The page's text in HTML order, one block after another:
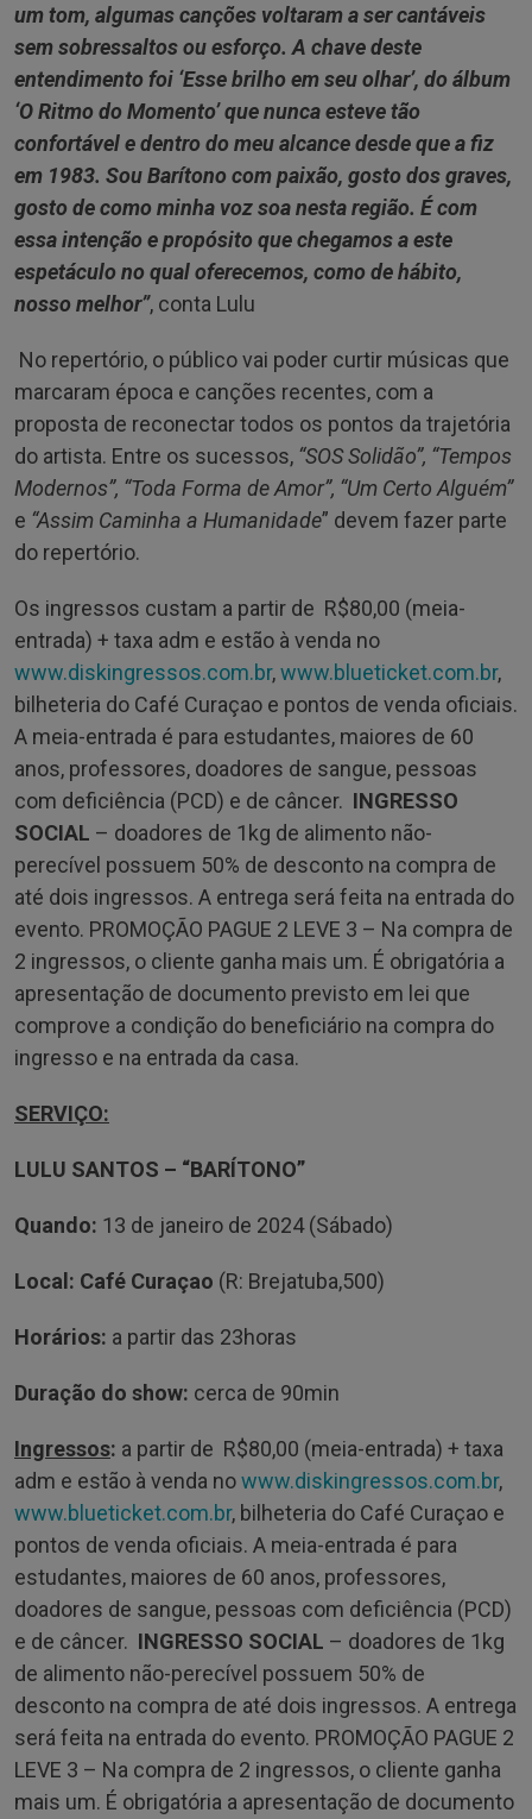
um tom, algumas canções voltarama ser cantáveis
sem sobressaltos ou esforço. A chave deste
entendimento foi ‘Esse brilho em seu olhar’, do álbum
‘O Ritmo do Momento’ que nunca esteve tão
confortável e dentro do meu alcance desde quea fiz
em 1983. Sou Barítono com paixão, gosto dos graves,
gosto de como minha voz soa nesta região. É com
essa intenção e propósito que chegamos a este
espetáculo no qual oferecemos, como de hábito,
nosso melhor”, conta Lulu
No repertório, o público vai poder curtir músicas que
marcaram época e canções recentes, com a
proposta de reconectar todos os pontos da trajetória
do artista. Entre os sucessos, “SOS Solidão”, “Tempos
Modernos”, “Toda Forma de Amor”, “Um Certo Alguém”
e “Assim Caminha a Humanidade” devem fazer parte
do repertório.
Os ingressos custam a partir de R$80,00 (meia-
entrada) + taxa adm e estão à venda no
www.diskingressos.com.br,www.blueticket.com.br,
bilheteria do Café Curaçao e pontos de venda oficiais.
A meia-entrada é para estudantes, maiores de 60
anos, professores, doadores de sangue, pessoas
com deficiência (PCD) e de câncer. INGRESSO
SOCIAL – doadores de 1kg de alimento não-
perecível possuem 50% de desconto na compra de
até dois ingressos. A entrega será feita na entrada do
evento. PROMOÇÃO PAGUE 2 LEVE 3 – Na compra de
2 ingressos, o cliente ganha mais um. É obrigatória a
apresentação de documento previsto em lei que
comprove a condição do beneficiário na compra do
ingresso e na entrada da casa.
SERVIÇO:
LULU SANTOS – “BARÍTONO”
Quando: 13 de janeiro de 2024 (Sábado)
Local: Café Curaçao (R: Brejatuba,500)
Horários: a partir das 23horas
Duração do show: cerca de 90min
Ingressos: a partir de R$80,00 (meia-entrada) + taxa
adm e estão à venda nowww.diskingressos.com.br,
www.blueticket.com.br, bilheteria do Café Curaçao e
pontos de venda oficiais. A meia-entrada é para
estudantes, maiores de 60 anos, professores,
doadores de sangue, pessoas com deficiência (PCD)
e de câncer. INGRESSO SOCIAL – doadores de 1kg
de alimento não-perecível possuem 50% de
desconto na compra de até dois ingressos. A entrega
será feita na entrada do evento. PROMOÇÃO PAGUE 2
LEVE 3 – Na compra de 2 ingressos, o cliente ganha
mais um. É obrigatória a apresentação de documento